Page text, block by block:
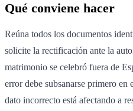
Qué conviene hacer
Reúna todos los documentos
solicite la rectificación ante la
matrimonio se celebró fuera de
error debe subsanarse primero
dato incorrecto está afectando a